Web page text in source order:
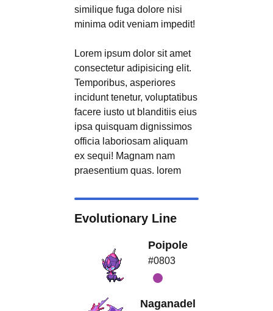
similique fuga dolore nisi
minima odit veniam impedit!
Lorem ipsum dolor sit amet
consectetur adipisicing elit.
Temporibus, asperiores
incidunt tenetur, voluptatibus
facere iusto ut blanditiis eius
ipsa quisquam dignissimos
officia laboriosam aliquam
ex sequi! Magnam nam
praesentium quas. lorem
Evolutionary Line
Poipole
#0803
Naganadel